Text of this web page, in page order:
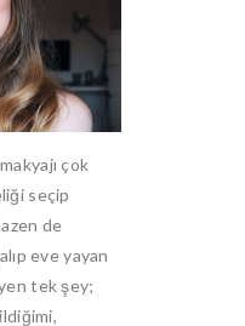
çok
seçip
de
eve yayan
tek şey;